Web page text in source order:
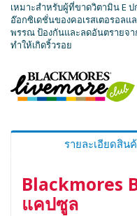
เหมาะสำหรับผู้ที่ขาดวิตามิน E
อ๊อกซิเดชั่นของคอเรสเตอรอล
พรรณ ป้องกันและลดอันตรายจ
ทำให้เกิดริ้วรอย
รายละเอียดสิน
Blackmores
แคปซูล